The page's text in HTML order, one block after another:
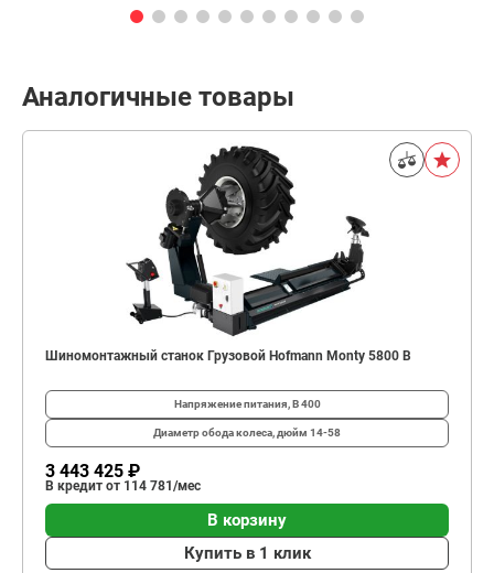
Аналогичные товары
Шиномонтажный станок Грузовой Hofmann Monty 5800 B
Напряжение питания, В400
Диаметр обода колеса, дюйм 14-58
3 443 425 ₽
В кредит от 114 781/мес
В корзину
Купить в 1 клик